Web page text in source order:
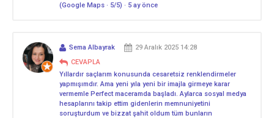
(Google Maps · 5/5) · 5 ay önce
Sema Albayrak
29 Aralık 2025 14:28
CEVAPLA
Yıllardır saçlarım konusunda cesaretsiz renklendirmeler
yapmışımdır. Ama yeni yıla yeni bir imajla girmeye karar
vermemle Perfect maceramda başladı. Aylarca sosyal medya
hesaplarını takip ettim gidenlerin memnuniyetini
soruşturdum ve bizzat şahit oldum tüm bunların